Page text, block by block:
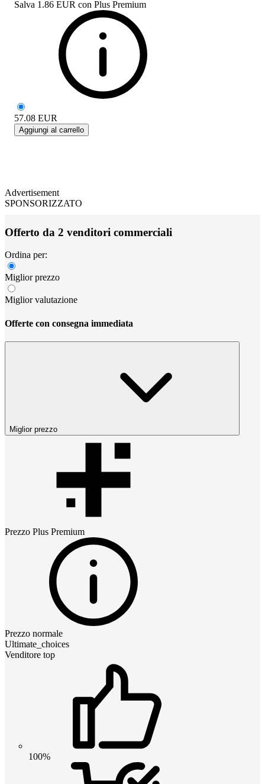
Salva 1.86 EUR con Plus Premium
57.08 EUR
Aggiungi al carrello
Advertisement
SPONSORIZZATO
Offerto da 2 venditori commerciali
Ordina per:
Miglior prezzo
Miglior valutazione
Offerte con consegna immediata
Miglior prezzo
Prezzo Plus Premium
Prezzo normale
Ultimate_choices
Venditore top
100%